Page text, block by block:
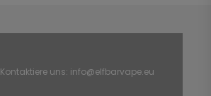
Kontaktiere uns: info@elfbarvape.eu